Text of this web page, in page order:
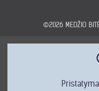
©2026 MEDŽIO